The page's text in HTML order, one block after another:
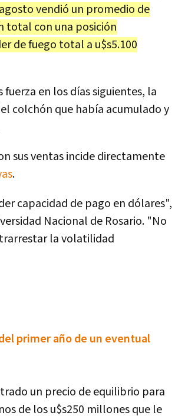
vendió un promedio de
total con una posición
de fuego total a u$s5.100
fuerza en los días siguientes, la
colchón que había acumulado y
sus ventas incide directamente
.
capacidad de pago en dólares",
Nacional de Rosario. "No
la volatilidad
primer año de un eventual
un precio de equilibrio para
de los u$s250 millones que le